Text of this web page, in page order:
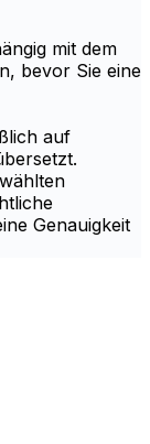
mit dem
bevor Sie eine
auf
Genauigkeit